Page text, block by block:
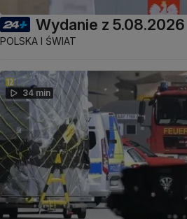
Wydanie z 5.08.2026
POLSKA I ŚWIAT
34 min